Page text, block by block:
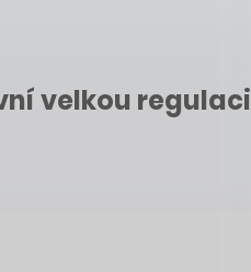
velkou regulaci